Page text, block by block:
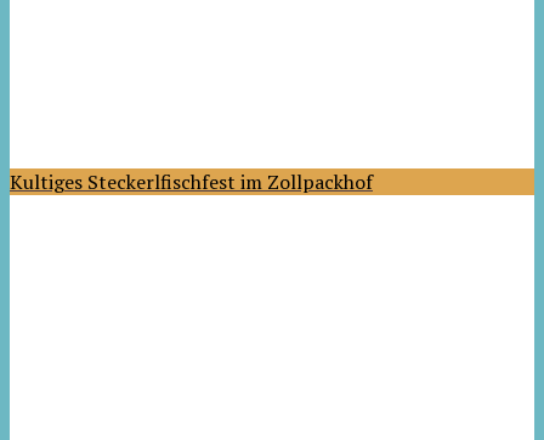
Kultiges Steckerlfischfest im Zollpackhof